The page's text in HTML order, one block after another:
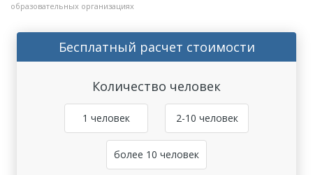
образовательных организациях
Бесплатный расчет стоимости
Количество человек
1 человек 2-10 человек
более 10 человек